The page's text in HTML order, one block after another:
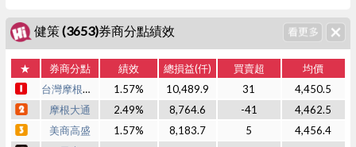
健策 (3653)券商分點績效
★ 券商分點 績效 總損益(仟) 買賣超
均價
台灣摩根士丹利
1.57% 10,489.9 31
4,450.5
摩根大通
2.49% 8,764.6 -41
4,462.5
美商高盛
1.57% 8,183.7 5
4,456.4